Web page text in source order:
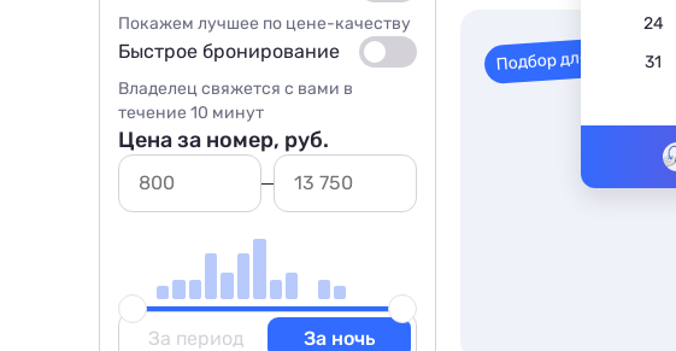
24
31
Подбор для вас
Покажем лучшее по цене-качеству
Быстрое бронирование
Владелец свяжется с вами в
течение 10 минут
Цена за номер, руб.
За период
За ночь